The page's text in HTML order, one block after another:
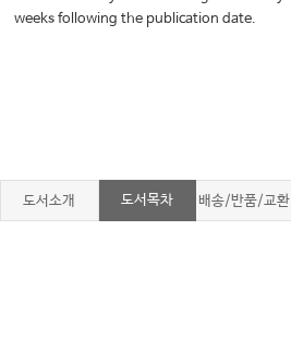
weeks following the publication date.
도서소개 도서목차 배송/반품/교환